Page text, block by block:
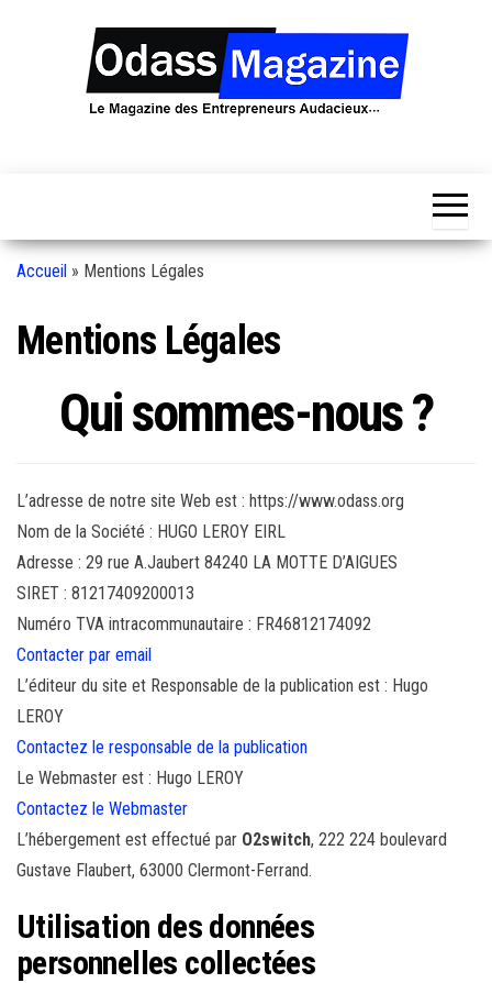
Accueil » Mentions Légales
Mentions Légales
Qui sommes-nous ?
L’adresse de notre site Web est : https://www.odass.org
Nom de la Société : HUGO LEROY EIRL
Adresse : 29 rue A.Jaubert 84240 LA MOTTE D’AIGUES
SIRET : 81217409200013
Numéro TVA intracommunautaire : FR46812174092
Contacter par email
L’éditeur du site et Responsable de la publication est : Hugo
LEROY
Contactez le responsable de la publication
Le Webmaster est : Hugo LEROY
Contactez le Webmaster
L’hébergement est effectué par O2switch, 222 224 boulevard
Gustave Flaubert, 63000 Clermont-Ferrand.
Utilisation des données
personnelles collectées